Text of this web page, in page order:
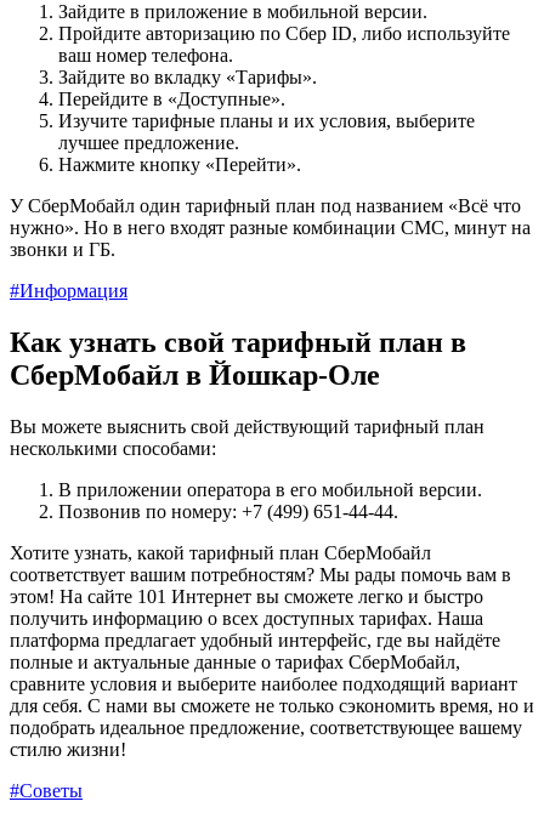
Зайдите в приложение в мобильной версии.
Пройдите авторизацию по Сбер ID, либо используйте
ваш номер телефона.
Зайдите во вкладку «Тарифы».
Перейдите в «Доступные».
Изучите тарифные планы и их условия, выберите
лучшее предложение.
Нажмите кнопку «Перейти».
У СберМобайл один тарифный план под названием «Всё что
нужно». Но в него входят разные комбинации СМС, минут на
звонки и ГБ.
#Информация
Как узнать свой тарифный план в
СберМобайл в Йошкар-Оле
Вы можете выяснить свой действующий тарифный план
несколькими способами:
В приложении оператора в его мобильной версии.
Позвонив по номеру: +7 (499) 651-44-44.
Хотите узнать, какой тарифный план СберМобайл
соответствует вашим потребностям? Мы рады помочь вам в
этом! На сайте 101 Интернет вы сможете легко и быстро
получить информацию о всех доступных тарифах. Наша
платформа предлагает удобный интерфейс, где вы найдёте
полные и актуальные данные о тарифах СберМобайл,
сравните условия и выберите наиболее подходящий вариант
для себя. С нами вы сможете не только сэкономить время, но и
подобрать идеальное предложение, соответствующее вашему
стилю жизни!
#Советы